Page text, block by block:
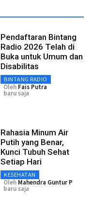
Pendaftaran Bintang
Radio 2026 Telah di
Buka untuk Umum dan
Disabilitas
BINTANG RADIO
Oleh Fais Putra
baru saja
Rahasia Minum Air
Putih yang Benar,
Kunci Tubuh Sehat
Setiap Hari
KESEHATAN
Oleh Mahendra Guntur P
baru saja